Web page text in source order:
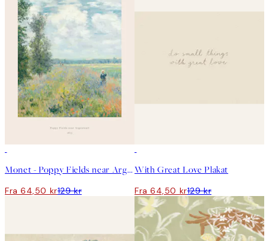
Monet - Poppy Fields near Argenteuil Plakat
Fra 64,50 kr129 kr
With Great Love Plakat
Fra 64,50 kr129 kr